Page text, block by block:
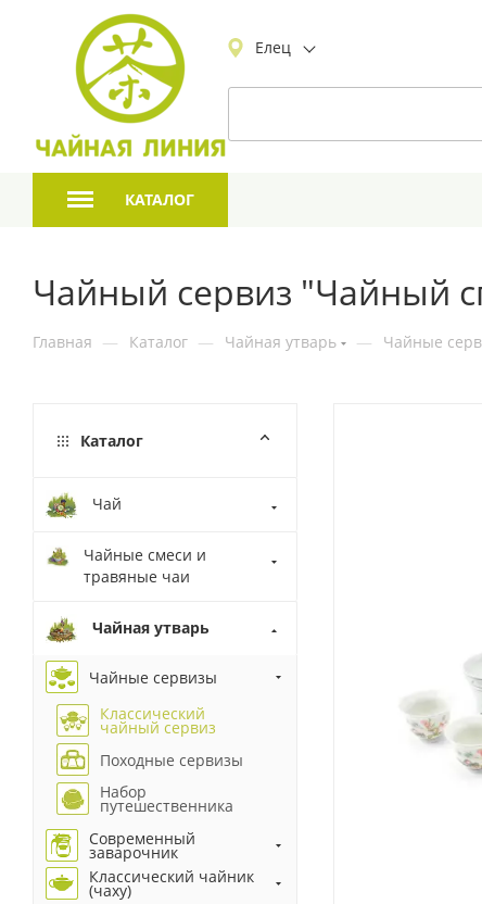
Елец
КАТАЛОГ
Чайный сервиз "Чайный
Главная — Каталог — Чайная утварь — Чайные
Каталог
Чай
Чайные смеси и
травяные чаи
Чайная утварь
Чайные сервизы
Классический
чайный сервиз
Походные сервизы
Набор
путешественника
Современный
заварочник
Классический чайник
(чаху)